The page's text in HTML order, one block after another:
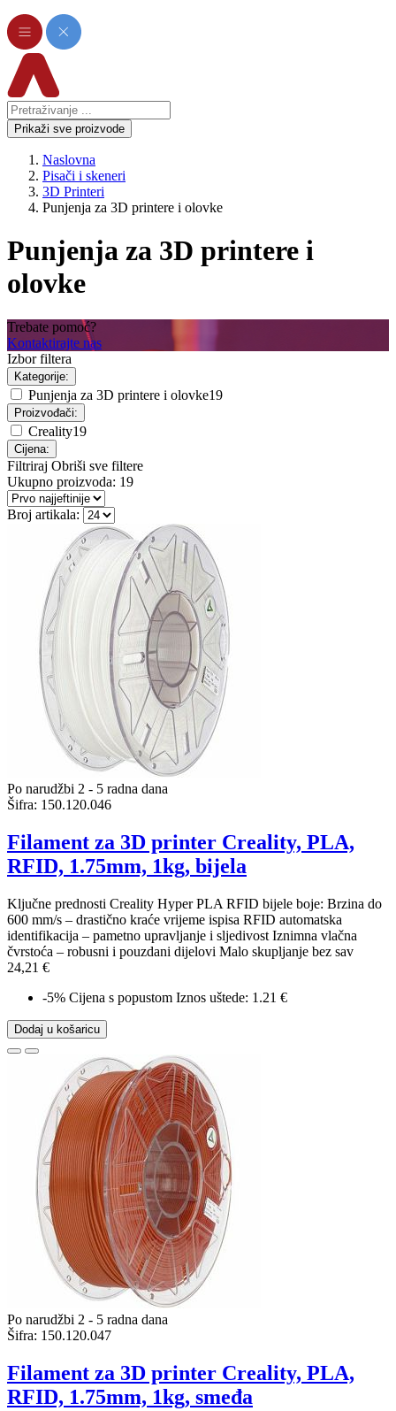
Prikaži sve proizvode
Naslovna
Pisači i skeneri
3D Printeri
Punjenja za 3D printere i olovke
Punjenja za 3D printere i
olovke
Trebate pomoć?
Kontaktirajte nas
Izbor filtera
Kategorije:
Punjenja za 3D printere i olovke19
Proizvođači:
Creality19
Cijena:
Filtriraj Obriši sve filtere
Ukupno proizvoda: 19
Broj artikala:
Po narudžbi 2 - 5 radna dana
Šifra: 150.120.046
Filament za 3D printer Creality, PLA,
RFID, 1.75mm, 1kg, bijela
Ključne prednosti Creality Hyper PLA RFID bijele boje: Brzina do
600 mm/s – drastično kraće vrijeme ispisa RFID automatska
identifikacija – pametno upravljanje i sljedivost Iznimna vlačna
čvrstoća – robusni i pouzdani dijelovi Malo skupljanje bez sav
24,21 €
-5% Cijena s popustom Iznos uštede: 1.21 €
Dodaj u košaricu
Po narudžbi 2 - 5 radna dana
Šifra: 150.120.047
Filament za 3D printer Creality, PLA,
RFID, 1.75mm, 1kg, smeđa